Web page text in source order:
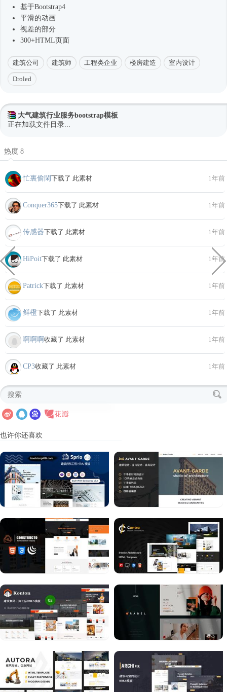
基于Bootstrap4
平滑的动画
视差的部分
300+HTML页面
建筑公司 建筑师 工程类企业 楼房建造 室内设计
Droled
大气建筑行业服务bootstrap模板
正在加载文件目录...
热度 8
忙裏偷閑下载了 此素材 1年前
Conquer365下载了 此素材 1年前
传感器下载了 此素材 1年前
HiPoit下载了 此素材 1年前
Patrick下载了 此素材 1年前
鲜橙下载了 此素材 1年前
啊啊啊 收藏了 此素材 1年前
CP3收藏了 此素材 1年前
也许你还喜欢